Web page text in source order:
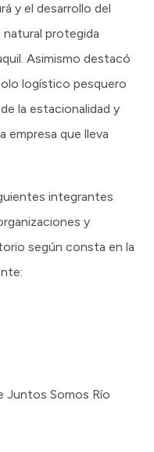
y el desarrollo del
protegida
Asimismo destacó
logístico pesquero
la estacionalidad y
empresa que lleva
integrantes
y
según consta en la
Juntos Somos Río